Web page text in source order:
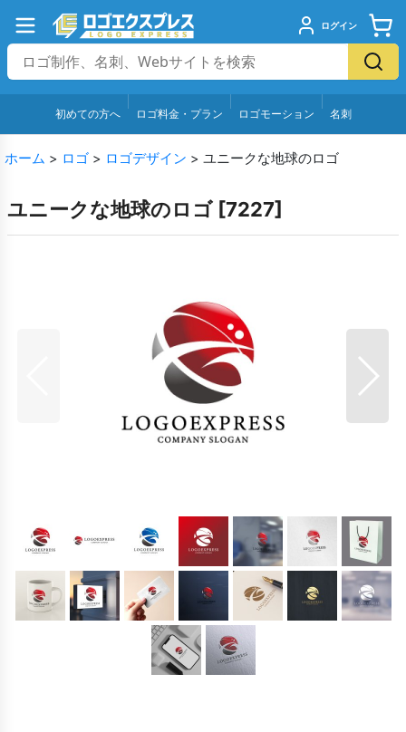
ログイン
初めての方へ ロゴ料金・プラン ロゴモーション 名刺
ホーム > ロゴ > ロゴデザイン > ユニークな地球のロゴ
ユニークな地球のロゴ [7227]